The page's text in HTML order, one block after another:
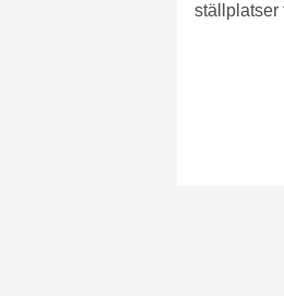
ställplatser